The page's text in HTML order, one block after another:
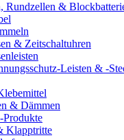
Rundzellen &
& Zeitschaltuhren
Leisten & -
& Dämmen
Produkte
Klapptritte